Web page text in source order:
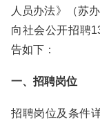
人员办法》（苏
向社会公开招聘
告如下：
一、招聘岗位
招聘岗位及条件